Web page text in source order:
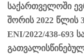
საქართველოში
შორის 2022 წლის
ENI/2022/438-693